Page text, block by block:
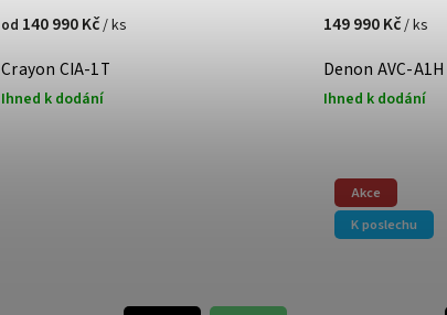
Crayon CIA-1T
Ihned k dodání
od 140 990 Kč/ ks
Denon AVC-A1H
Ihned k dodání
149 990 Kč/ ks
Akce
K poslechu